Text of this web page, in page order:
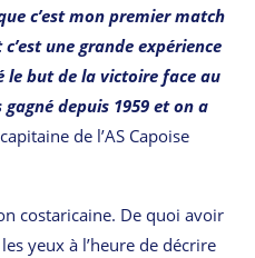
c’est mon premier match
une grande expérience
le but de la victoire face au
gagné depuis 1959 et on a
de l’AS Capoise
costaricaine. De quoi avoir
yeux à l’heure de décrire